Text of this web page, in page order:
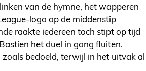
van de hymne, het wapperen
logo op de middenstip
raakte iedereen toch stipt op tijd
het duel in gang fluiten.
bedoeld, terwijl in het uitvak al